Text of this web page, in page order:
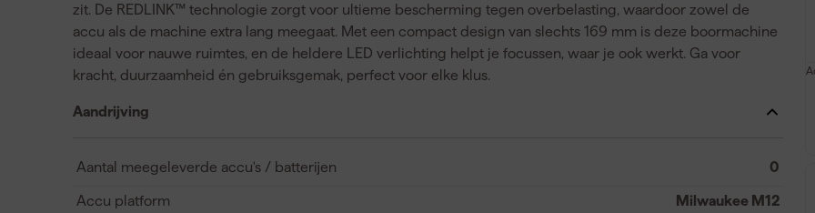
zit. De REDLINK™ technologie zorgt voor ultieme bescherming tegen overbelasting, waardoor zowel de
accu als de machine extra lang meegaat. Met een compact design van slechts 169 mm is deze boormachine
ideaal voor nauwe ruimtes, en de heldere LED verlichting helpt je focussen, waar je ook werkt. Ga voor
kracht, duurzaamheid én gebruiksgemak, perfect voor elke klus.
Aandrijving
Aantal meegeleverde accu's / batterijen 0
Accu platform Milwaukee M12